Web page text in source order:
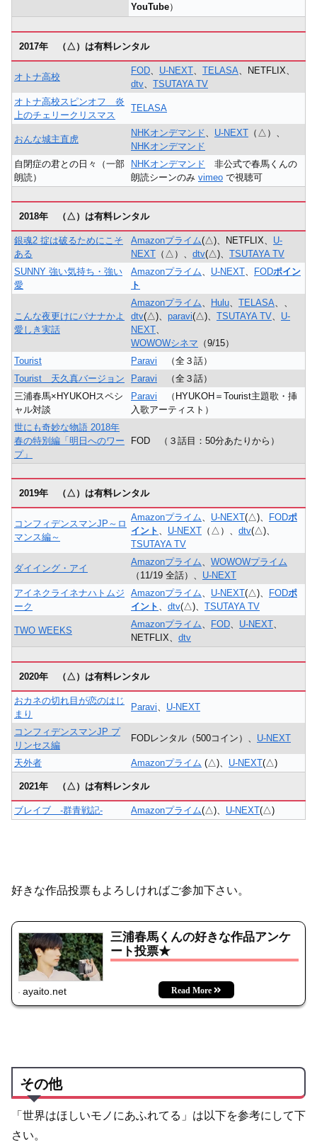
YouTube）
2017年 （△）は有料レンタル
オトナ高校
FOD、 U-NEXT、 TELASA、NETFLIX、
dtv、 TSUTAYA TV
オトナ高校スピンオフ＿炎
上のチェリークリスマス
TELASA
おんな城主直虎
NHKオンデマンド、 U-NEXT （△）、
NHKオンデマンド
自閉症の君との日々（一部
朗読）
NHKオンデマンド 非公式で春馬くんの
朗読シーンのみ vimeo で視聴可
2018年 （△）は有料レンタル
銀魂2 掟は破るためにこそ
ある
Amazonプライム(△)、NETFLIX、 U-
NEXT （△）、 dtv(△)、 TSUTAYA TV
SUNNY 強い気持ち・強い
愛
Amazonプライム、 U-NEXT、 FODポイン
ト
こんな夜更けにバナナかよ
愛しき実話
Amazonプライム、 Hulu、 TELASA、、
dtv(△)、 paravi(△)、 TSUTAYA TV、 U-
NEXT、
WOWOWシネマ （9/15）
Tourist
Paravi （全３話）
Tourist 天久真バージョン
Paravi （全３話）
三浦春馬×HYUKOHスペシ
ャル対談
Paravi （HYUKOH＝Tourist主題歌・挿
入歌アーティスト）
世にも奇妙な物語 2018年
春の特別編「明日へのワー
プ」
FOD （３話目：50分あたりから）
2019年 （△）は有料レンタル
コンフィデンスマンJP～ロ
マンス編～
Amazonプライム、 U-NEXT(△)、 FODポ
イント 、 U-NEXT （△）、 dtv(△)、
TSUTAYA TV
ダイイング・アイ
Amazonプライム、 WOWOWプライム
（11/19 全話）、 U-NEXT
アイネクライネナハトムジ
ーク
Amazonプライム、 U-NEXT(△)、 FODポ
イント 、 dtv(△)、 TSUTAYA TV
TWO WEEKS
Amazonプライム、 FOD、 U-NEXT、
NETFLIX、 dtv
2020年 （△）は有料レンタル
おカネの切れ目が恋のはじ
まり
Paravi、 U-NEXT
コンフィデンスマンJP プ
リンセス編
FODレンタル（500コイン）、 U-NEXT
天外者 Amazonプライム (△)、 U-NEXT(△)
2021年 （△）は有料レンタル
ブレイブ -群青戦記- Amazonプライム(△)、 U-NEXT(△)
好きな作品投票もよろしければご参加下さい。
三浦春馬くんの好きな作品アンケ
ート投票★
ayaito.net
その他
「世界はほしいモノにあふれてる」は以下を参考にして下
さい。